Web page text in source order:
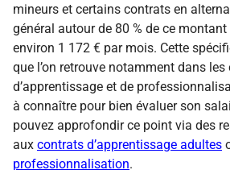
mineurs et certains contrats en
général autour de 80 % de ce
environ 1 172 € par mois. Cette
que l’on retrouve notamment dans
d’apprentissage et de
à connaître pour bien évaluer son
pouvez approfondir ce point via des
aux contrats d’apprentissage adultes
professionnalisation.